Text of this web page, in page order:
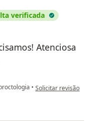
verificada
Atenciosa
• na opinião do
Solicitar revisão